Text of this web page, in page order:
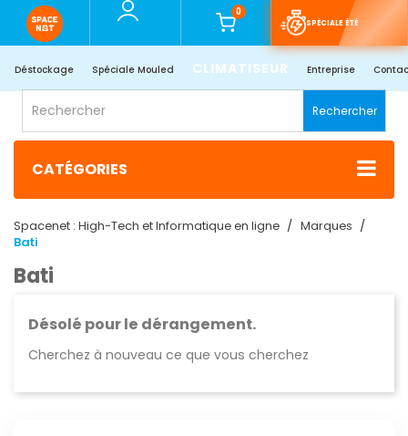
0
SPÉCIALE ÉTÉ
Déstockage Spéciale Mouled CLIMATISEUR Entreprise
Rechercher
CATÉGORIES
Spacenet : High-Tech et Informatique en ligne
Marques
Bati
Bati
Désolé pour le dérangement.
Cherchez à nouveau ce que vous cherchez